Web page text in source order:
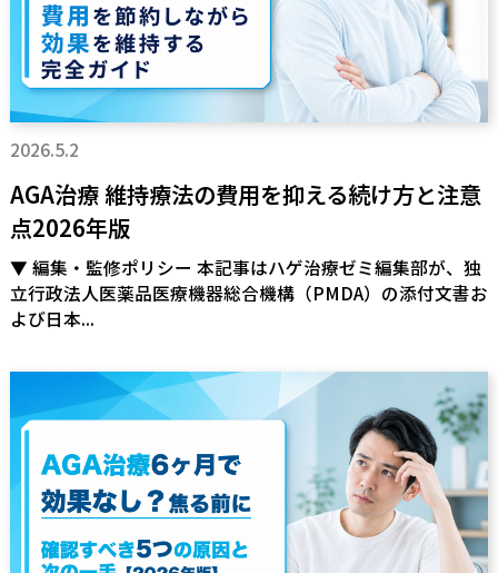
2026.5.2
AGA治療 維持療法の費用を抑える続け方と注意
点2026年版
▼ 編集・監修ポリシー 本記事はハゲ治療ゼミ編集部が、独
立行政法人医薬品医療機器総合機構（PMDA）の添付文書お
よび日本...